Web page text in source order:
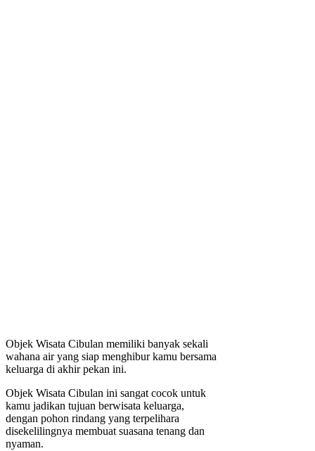
Objek Wisata Cibulan memiliki banyak sekali
wahana air yang siap menghibur kamu bersama
keluarga di akhir pekan ini.
Objek Wisata Cibulan ini sangat cocok untuk
kamu jadikan tujuan berwisata keluarga,
dengan pohon rindang yang terpelihara
disekelilingnya membuat suasana tenang dan
nyaman.